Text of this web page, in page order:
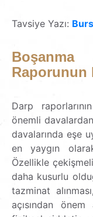
Tavsiye Yazı:
Boşanma
Raporunun
Darp
önemli
davalarında eşe
en yaygın
Özellikle
daha kusurlu
tazminat
açısından